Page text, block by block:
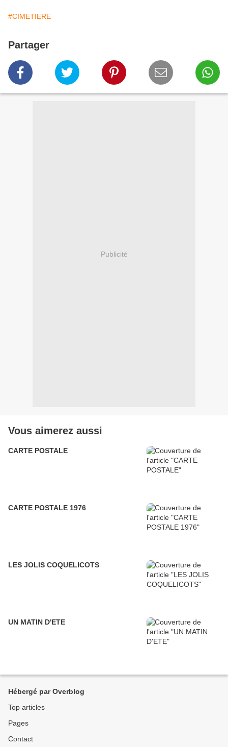
#CIMETIERE
Partager
Publicité
Vous aimerez aussi
CARTE POSTALE
CARTE POSTALE 1976
LES JOLIS COQUELICOTS
UN MATIN D'ETE
Hébergé par Overblog
Top articles
Pages
Contact